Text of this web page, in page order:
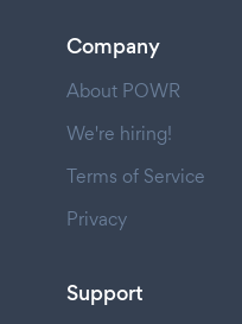
Company
About POWR
We're hiring!
Terms of Service
Privacy
Support